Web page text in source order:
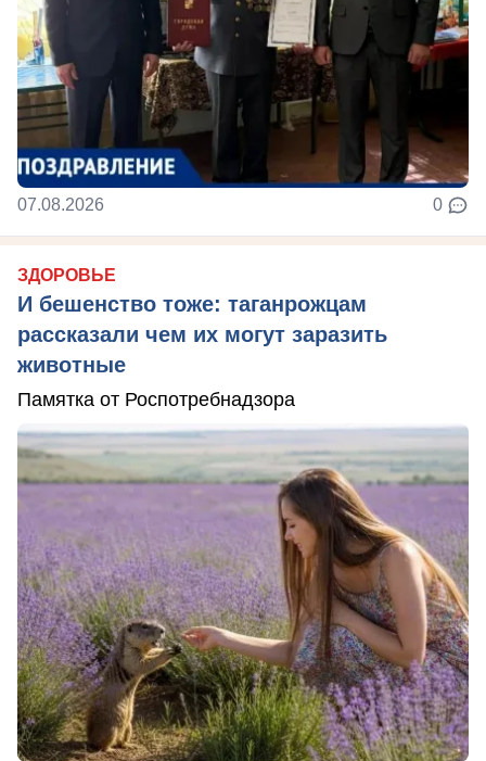
07.08.2026 0
ЗДОРОВЬЕ
И бешенство тоже: таганрожцам
рассказали чем их могут заразить
животные
Памятка от Роспотребнадзора